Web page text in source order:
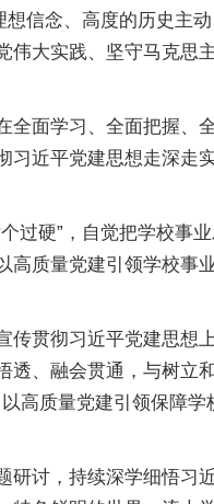
信念、高度的历史主
伟大实践、坚守马克思
全面学习、全面把握、
习近平党建思想走深走
过硬”，自觉把学校事
高质量党建引领学校事
传贯彻习近平党建思想
透、融会贯通，与树立
高质量党建引领保障
研讨，持续深学细悟习